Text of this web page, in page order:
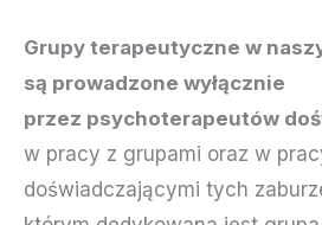
Grupy terapeutyczne w
są prowadzone wyłącznie
przez psychoterapeutów
w pracy z grupami oraz w
doświadczającymi tych